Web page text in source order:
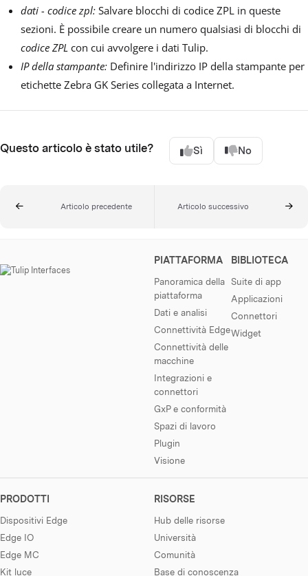
dati - codice zpl: Salvare blocchi di codice ZPL in queste
sezioni. È possibile creare un numero qualsiasi di blocchi di
codice ZPL con cui avvolgere i dati Tulip.
IP della stampante: Definire l'indirizzo IP della stampante per
etichette Zebra GK Series collegata a Internet.
Questo articolo è stato utile? Sì No
Articolo precedente Articolo successivo
PIATTAFORMA
Panoramica della
piattaforma
Dati e analisi
Connettività Edge
Connettività delle
macchine
Integrazioni e
connettori
GxP e conformità
Spazi di lavoro
Plugin
Visione
BIBLIOTECA
Suite di app
Applicazioni
Connettori
Widget
PRODOTTI
Dispositivi Edge
Edge IO
Edge MC
Kit luce
RISORSE
Hub delle risorse
Università
Comunità
Base di conoscenza